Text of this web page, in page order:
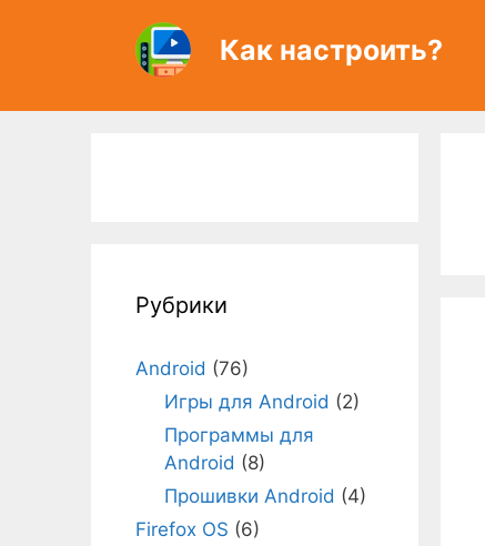
Как настроить?
Рубрики
Android (76)
Игры для Android (2)
Программы для
Android (8)
Прошивки Android (4)
Firefox OS (6)